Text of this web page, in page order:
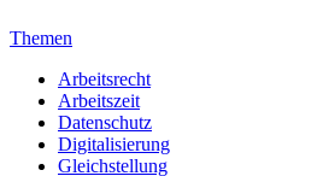
Themen
Arbeitsrecht
Arbeitszeit
Datenschutz
Digitalisierung
Gleichstellung